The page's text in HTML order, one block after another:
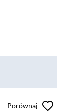
Porównaj